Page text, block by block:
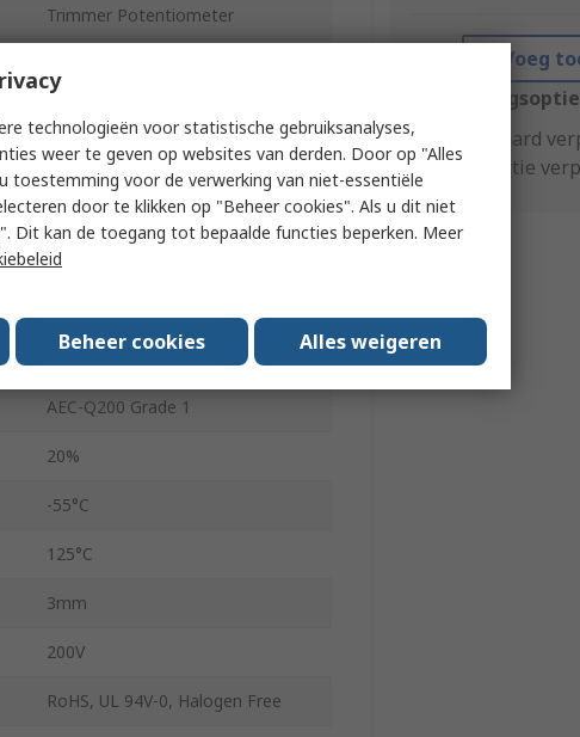
Voeg
Standaard
Productie
Trimmer Potentiometer
1
Tape & Reel
0.125W
AEC-Q200 Grade 1
20%
-55°C
125°C
3mm
200V
RoHS, UL 94V-0, Halogen Free
technologieën voor statistische gebruiksanalyses,
weer te geven op websites van derden. Door op "Alles
toestemming voor de verwerking van niet-essentiële
door te klikken op "Beheer cookies". Als u dit niet
Dit kan de toegang tot bepaalde functies beperken. Meer
Beheer cookies Alles weigeren